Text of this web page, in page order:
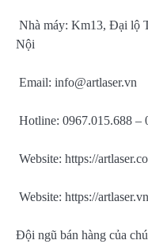
Nhà máy: Km13, Đại lộ
Nội
Email: info@artlaser.vn
Hotline: 0967.015.688 –
Website: https://
Website: https://
Đội ngũ bán hàng của